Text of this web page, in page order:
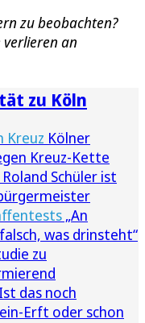
zu beobachten?
verlieren an
zu Köln
Kreuz Kölner
Kreuz-Kette
Roland Schüler ist
„An
was drinsteht“
zu
Ist das noch
Erft oder schon